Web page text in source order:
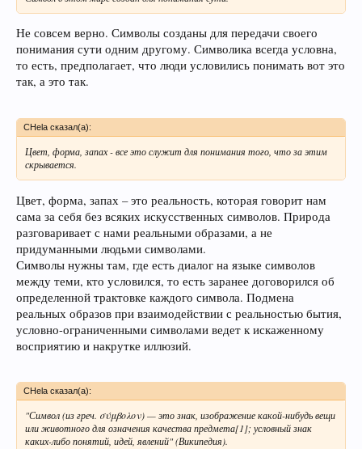
Не совсем верно. Символы созданы для передачи своего
понимания сути одним другому. Символика всегда условна,
то есть, предполагает, что люди условились понимать вот это
так, а это так.
CHela сказал(а):
Цвет, форма, запах - все это служит для понимания того, что за этим
скрывается.
Цвет, форма, запах – это реальность, которая говорит нам
сама за себя без всяких искусственных символов. Природа
разговаривает с нами реальными образами, а не
придуманными людьми символами.
Символы нужны там, где есть диалог на языке символов
между теми, кто условился, то есть заранее договорился об
определенной трактовке каждого символа. Подмена
реальных образов при взаимодействии с реальностью бытия,
условно-ограниченными символами ведет к искаженному
восприятию и накрутке иллюзий.
CHela сказал(а):
"Символ (из греч. σύμβολον) — это знак, изображение какой-нибудь вещи
или животного для означения качества предмета[1]; условный знак
каких-либо понятий, идей, явлений" (Википедия).